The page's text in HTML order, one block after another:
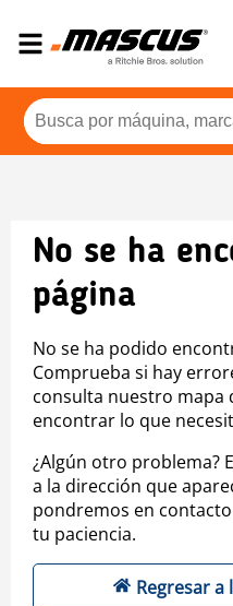
No se ha
página
No se ha podido
Comprueba si hay
consulta nuestro mapa
encontrar lo que
¿Algún otro problema?
a la dirección que
pondremos en
tu paciencia.
Regresar a